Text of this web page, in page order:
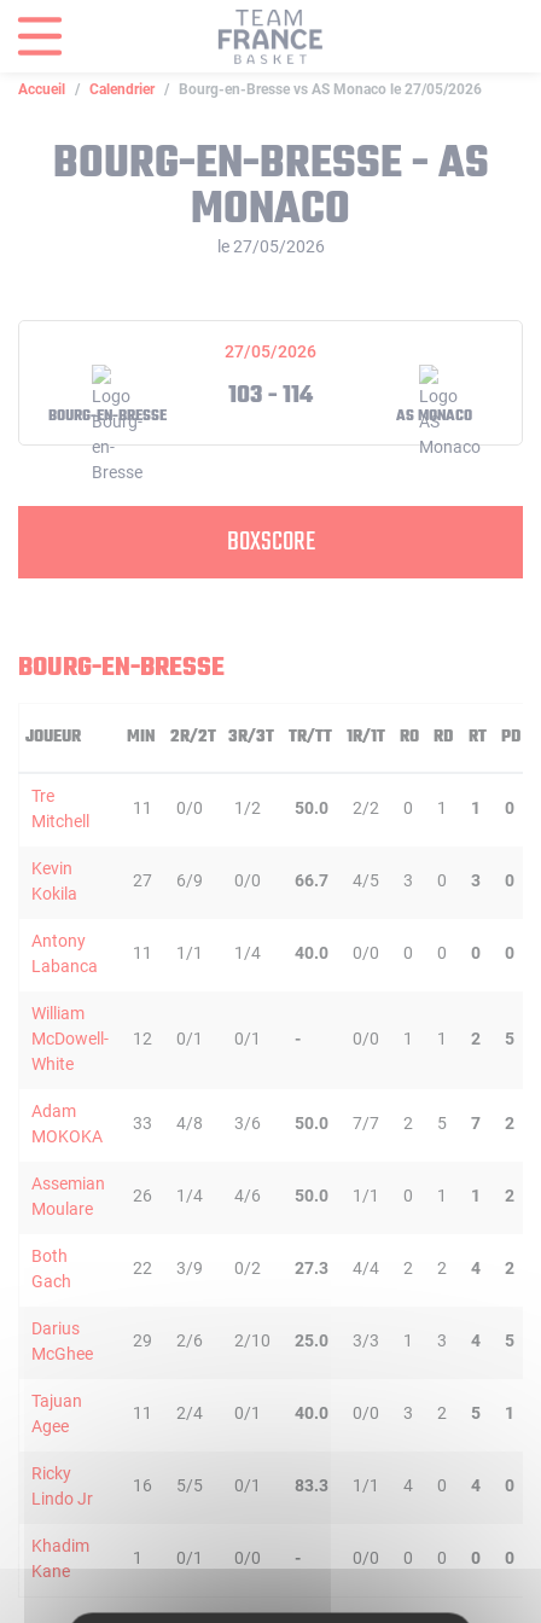
Accueil Calendrier Bourg-en-Bresse vs AS Monaco le 27/05/2026
BOURG-EN-BRESSE - AS
MONACO
le 27/05/2026
27/05/2026
BOURG-EN-BRESSE
103 - 114
AS MONACO
BOXSCORE
BOURG-EN-BRESSE
JOUEUR MIN 2R/2T 3R/3T TR/TT 1R/1T RO RD RT PD
Tre
Mitchell
11 0/0 1/2 50.0 2/2 0 1 1 0
Kevin
Kokila
27 6/9 0/0 66.7 4/5 3 0 3 0
Antony
Labanca
11 1/1 1/4 40.0 0/0 0 0 0 0
William
McDowell-
White
12 0/1 0/1 - 0/0 1 1 2 5
Adam
MOKOKA
33 4/8 3/6 50.0 7/7 2 5 7 2
Assemian
Moulare
26 1/4 4/6 50.0 1/1 0 1 1 2
Both
Gach
22 3/9 0/2 27.3 4/4 2 2 4 2
Darius
McGhee
29 2/6 2/10 25.0 3/3 1 3 4 5
Tajuan
Agee
11 2/4 0/1 40.0 0/0 3 2 5 1
Ricky
Lindo Jr
16 5/5 0/1 83.3 1/1 4 0 4 0
Khadim
Kane
1 0/1 0/0 - 0/0 0 0 0 0
Panneau de gestion des cookies